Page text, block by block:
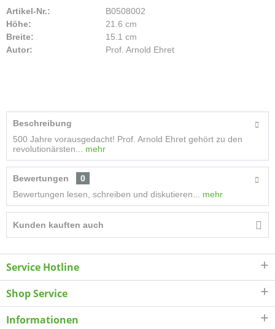
Artikel-Nr.:
B0508002
Höhe:
21.6 cm
Breite:
15.1 cm
Autor:
Prof. Arnold Ehret
Beschreibung
500 Jahre vorausgedacht! Prof. Arnold Ehret gehört zu den
revolutionärsten...
mehr
Bewertungen
0
Bewertungen lesen, schreiben und diskutieren...
mehr
Kunden kauften auch
Service Hotline
Shop Service
Informationen